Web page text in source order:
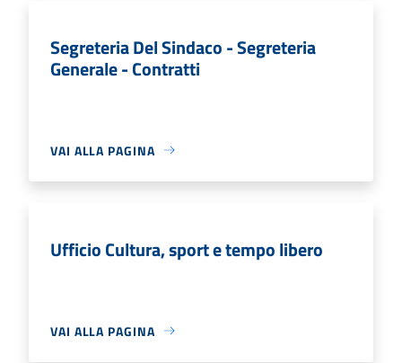
Segreteria Del Sindaco - Segreteria
Generale - Contratti
VAI ALLA PAGINA
Ufficio Cultura, sport e tempo libero
VAI ALLA PAGINA